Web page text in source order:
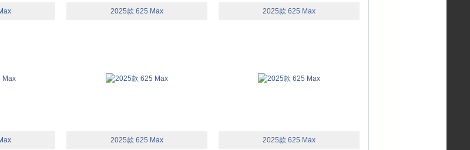
2025款 625 Max 2025款 625 Max
2025款 625 Max 2025款 625 Max